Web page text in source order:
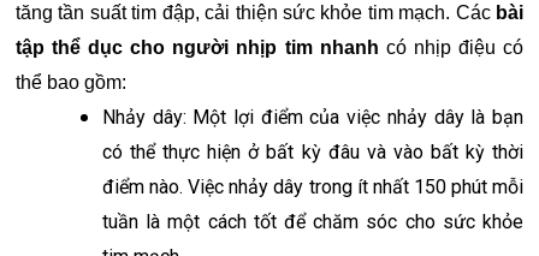
tăng tần suất tim đập, cải thiện sức khỏe tim mạch. Cácbài
tập thể dục cho người nhịp tim nhanh có nhịp điệu có
thể bao gồm:
Nhảy dây: Một lợi điểm của việc nhảy dây là bạn
có thể thực hiện ở bất kỳ đâu và vào bất kỳ thời
điểm nào. Việc nhảy dây trong ít nhất 150 phút mỗi
tuần là một cách tốt để chăm sóc cho sức khỏe